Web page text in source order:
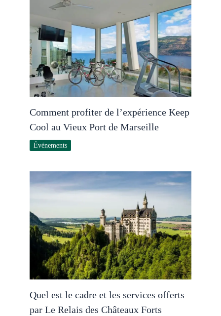
Comment profiter de l’expérience Keep
Cool au Vieux Port de Marseille
Événements
Quel est le cadre et les services offerts
par Le Relais des Châteaux Forts